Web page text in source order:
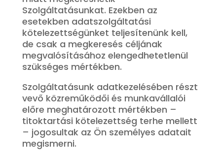
Szolgáltatásunkat. Ezekben az
esetekben adatszolgáltatási
kötelezettségünket teljesítenünk kell,
de csak a megkeresés céljának
megvalósításához elengedhetetlenül
szükséges mértékben.
Szolgáltatásunk adatkezelésében részt
vevő közreműködői és munkavállalói
előre meghatározott mértékben –
titoktartási kötelezettség terhe mellett
– jogosultak az Ön személyes adatait
megismerni.